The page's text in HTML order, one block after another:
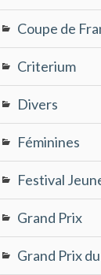
Coupe de
Criterium
Divers
Féminines
Festival
Grand Prix
Grand Prix